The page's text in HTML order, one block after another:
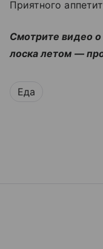
Приятного
Смотрите видео
лоска летом —
Еда